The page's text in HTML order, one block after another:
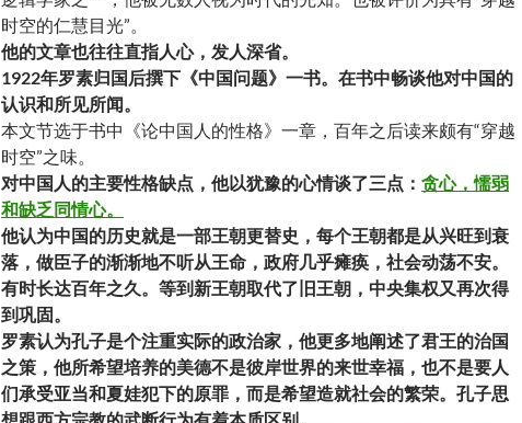
时空的仁慧目光”。
他的文章也往往直指人心，发人深省。
1922年罗素归国后撰下 《中国问题》 一书。在书中畅谈他对中国的
认识和所见所闻。
本文节选于书中《论中国人的性格》一章，百年之后读来颇有“穿越
时空”之味。
对中国人的主要性格缺点，他以犹豫的心情谈了三点： 贪心，懦弱
和缺乏同情心。
他认为中国的历史就是一部王朝更替史，每个王朝都是从兴旺到衰
落，做臣子的渐渐地不听从王命，政府几乎瘫痪，社会动荡不安。
有时长达百年之久。等到新王朝取代了旧王朝，中央集权又再次得
到巩固。
罗素认为孔子是个注重实际的政治家，他更多地阐述了君王的治国
之策，他所希望培养的美德不是彼岸世界的来世幸福，也不是要人
们承受亚当和夏娃犯下的原罪，而是希望造就社会的繁荣。孔子思
想跟西方宗教的武断行为有着本质区别。